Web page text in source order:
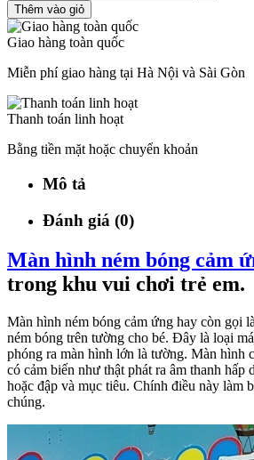
Thêm vào giỏ
Giao hàng toàn quốc
Miễn phí giao hàng tại Hà Nội và Sài Gòn
Thanh toán linh hoạt
Bằng tiền mặt hoặc chuyển khoản
Mô tả
Đánh giá (0)
Màn hình ném bóng cảm
trong khu vui chơi trẻ em.
Màn hình ném bóng cảm ứng hay còn gọi
ném bóng trên tường cho bé. Đây là loại
phóng ra màn hình lớn là tường. Màn hình
có cảm biến như thật phát ra âm thanh hấp
hoặc đập và mục tiêu. Chính điều này làm
chúng.